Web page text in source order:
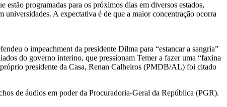
estão programadas para os próximos dias em diversos estados,
A expectativa é de que a maior concentração ocorra
o impeachment da presidente Dilma para “estancar a sangria”
do governo interino, que pressionam Temer a fazer uma “faxina
presidente da Casa, Renan Calheiros (PMDB/AL) foi citado
de áudios em poder da Procuradoria-Geral da República (PGR).